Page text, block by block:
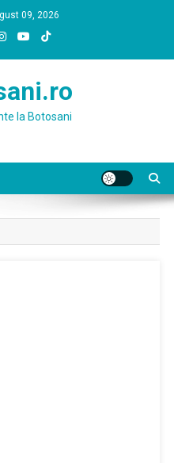
09, 2026
la Botosani